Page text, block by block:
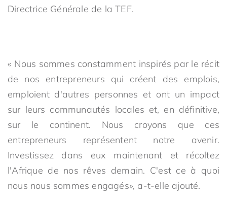
Directrice Générale de la TEF.
« Nous sommes constamment inspirés par le récit
de nos entrepreneurs qui créent des emplois,
emploient d'autres personnes et ont un impact
sur leurs communautés locales et, en définitive,
sur le continent. Nous croyons que ces
entrepreneurs représentent notre avenir.
Investissez dans eux maintenant et récoltez
l'Afrique de nos rêves demain. C'est ce à quoi
nous nous sommes engagés», a-t-elle ajouté.